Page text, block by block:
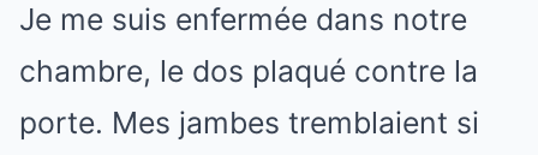
Je me suis enfermée dans notre
chambre, le dos plaqué contre la
porte. Mes jambes tremblaient si